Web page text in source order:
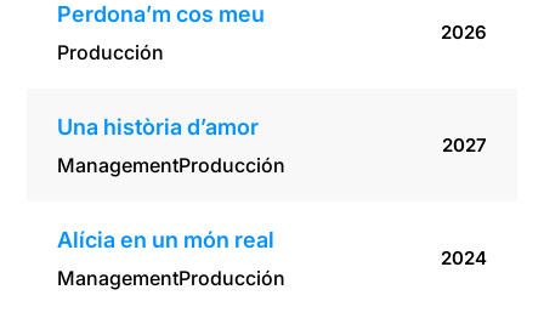
Perdona’m cos meu
Producción
2026
Una història d’amor
ManagementProducción
2027
Alícia en un món real
ManagementProducción
2024